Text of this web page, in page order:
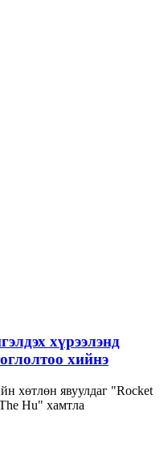
хүрээлэнд
хийнэ
хөтлөн явуулдаг "Rocket
Hu" хамтла